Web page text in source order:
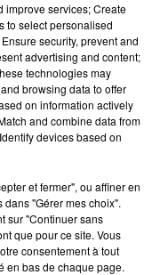
le V and B Fest' 2026 !
improve services; Create
to select personalised
security, prevent and
advertising and content;
technologies may
browsing data to offer
on information actively
and combine data from
devices based on
et fermer", ou affiner en
"Gérer mes choix".
sur "Continuer sans
que pour ce site. Vous
consentement à tout
en bas de chaque page.